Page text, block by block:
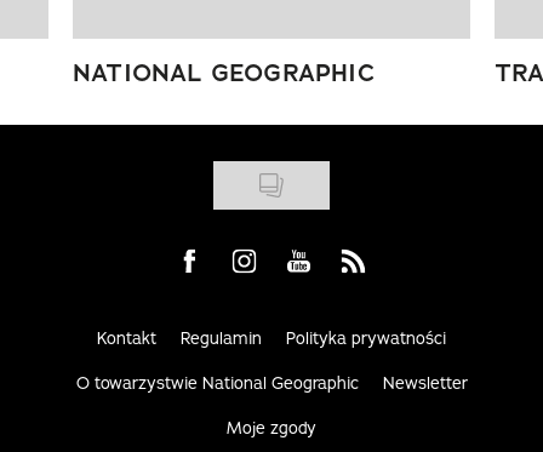
NATIONAL GEOGRAPHIC
Visit us on Facebook
Visit us on Instagram
Visit us on Youtube
Visit us on Rss
Kontakt Regulamin Polityka prywatności
O towarzystwie National Geographic Newsletter
Moje zgody